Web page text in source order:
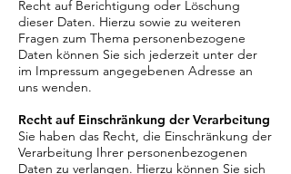
Recht auf Berichtigung oder Löschung
dieser Daten. Hierzu sowie zu weiteren
Fragen zum Thema personenbezogene
Daten können Sie sich jederzeit unter der
im Impressum angegebenen Adresse an
uns wenden.
Recht auf Einschränkung der Verarbeitung
Sie haben das Recht, die Einschränkung der
Verarbeitung Ihrer personenbezogenen
Daten zu verlangen. Hierzu können Sie sich